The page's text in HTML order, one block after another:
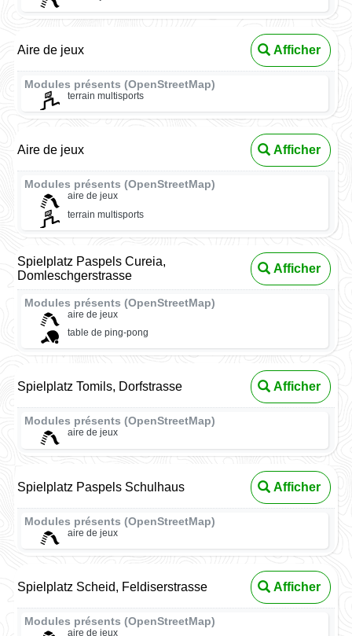
Aire de jeux Afficher
Modules présents (OpenStreetMap)
terrain multisports
Aire de jeux Afficher
Modules présents (OpenStreetMap)
aire de jeux
terrain multisports
Spielplatz Paspels Cureia,
Domleschgerstrasse
Afficher
Modules présents (OpenStreetMap)
aire de jeux
table de ping-pong
Spielplatz Tomils, Dorfstrasse Afficher
Modules présents (OpenStreetMap)
aire de jeux
Spielplatz Paspels Schulhaus Afficher
Modules présents (OpenStreetMap)
aire de jeux
Spielplatz Scheid, Feldiserstrasse Afficher
Modules présents (OpenStreetMap)
aire de jeux